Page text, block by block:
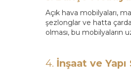
Açık hava mobilyaları,
şezlonglar ve hatta
olması, bu mobilyaların
4. İnşaat ve